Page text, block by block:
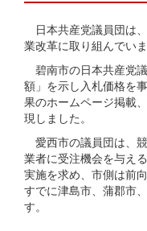
日本共産党議員団は
業改革に取り組んでいま
碧南市の日本共産党
額」を示し入札価格を
果のホームページ掲載
現しました。
愛西市の議員団は、
業者に受注機会を与え
実施を求め、市側は前
すでに津島市、蒲郡市
す。